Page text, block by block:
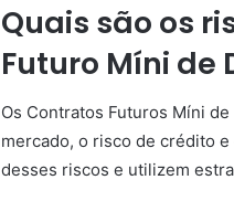
Quais são os
Futuro Míni de
Os Contratos Futuros Míni
mercado, o risco de crédito
desses riscos e utilizem